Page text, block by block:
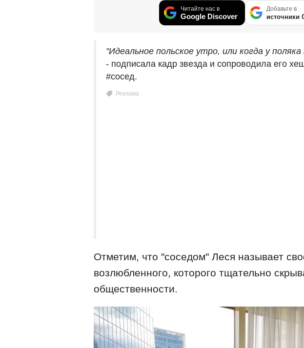
Читайте нас в
Google Discover
Добавьте в
источники
"Идеальное польское утро, или когда у
- подписала кадр звезда и сопроводила его
#сосед.
Отметим, что "соседом" Леся называет
возлюбленного, которого тщательно
общественности.